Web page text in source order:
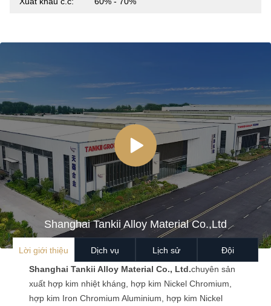
Shanghai Tankii Alloy Material Co.,Ltd
Lời giới thiệu Dịch vụ Lịch sử
Đội
Shanghai Tankii Alloy Material Co., Ltd.chuyên sản
xuất hợp kim nhiệt kháng, hợp kim Nickel Chromium,
hợp kim Iron Chromium Aluminium, hợp kim Nickel